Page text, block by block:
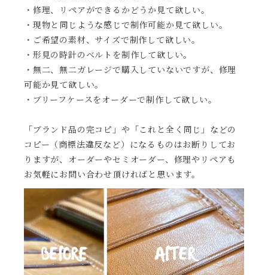
・修理、リペアができるかどうか見て欲しい。
・現物と同じような感じで制作可能か見て欲しい。
・ご希望の素材、サイズで制作して欲しい。
・形見の時計のベルトを制作して欲しい。
・無二、無二ガレージで購入していないですが、修理
可能か見て欲しい。
・ブリーフケースをオーダーで制作して欲しい。
「ブランド品の完コピ」や「これと全く同じ」などの
コピー（商標法違反など）になるものはお断りしてお
りますが、オーダーやセミオーダー、修理やリペアも
お気軽にお問い合わせ頂ければと思います。